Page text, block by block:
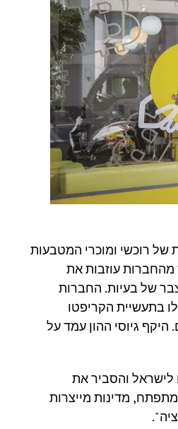
של רוכשי ומוכרי המטבעות
מהחברות עוזבות את
צבר של בעיות. החברות
בתעשיית הקריפטו
של 13 חברות משנה קודמת) ו-3,300 עובדים. היקף גיוסי ההון עמד על
לישראל והסביר את
מדינות מייצרות